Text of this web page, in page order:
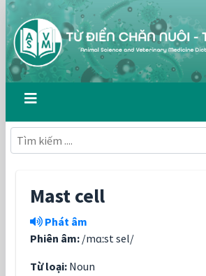
Mast cell
Phát âm
Phiên âm: /mɑːst sel/
Từ loại: Noun